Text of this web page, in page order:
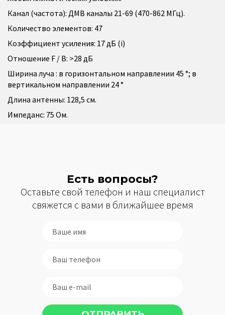
Канал (частота): ДМВ каналы 21-69 (470-862 МГц).
Количество элементов: 47
Коэффициент усиления: 17 дБ (i)
Отношение F / B: >28 дБ
Ширина луча : в горизонтальном направлении 45 °; в
вертикальном направлении 24 °
Длина антенны: 128,5 см.
Импеданс: 75 Ом.
Есть вопросы?
Оставьте свой телефон и наш специалист
свяжется с вами в ближайшее время